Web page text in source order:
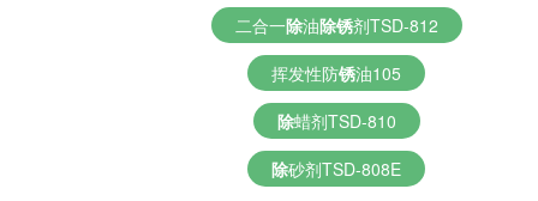
二合一除油除锈剂TSD-812
挥发性防锈油105
除蜡剂TSD-810
除砂剂TSD-808E